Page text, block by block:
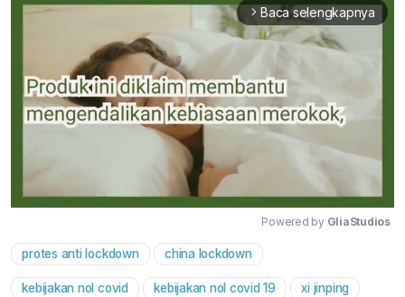
arrow_forward_ios Baca selengkapnya
Powered by GliaStudios
protes anti lockdown china lockdown
kebijakan nol covid kebijakan nol covid 19 xi jinping